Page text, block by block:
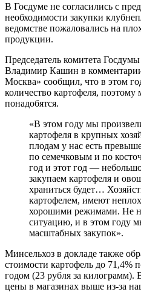
В Госдуме не согласились с
необходимости закупки
ведомстве пожаловались на
продукции.
Председатель комитета
Владимир Кашин в
Москва» сообщил, что в этом
количество картофеля,
понадобятся.
«В этом году мы
картофеля в крупных
плодам у нас есть
по семечковым и по
год и этот год —
закупаем картофеля и
храниться будет…
картофелем, имеют
хорошими режимами. Не
ситуацию, и в этом году
масштабных закупок».
Минсельхоз в докладе также
стоимости картофель до
годом (23 рубля за
цены в магазинах выше из-за